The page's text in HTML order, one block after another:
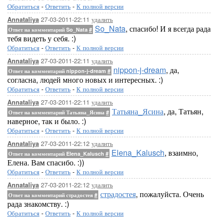
Обратиться - Ответить - К полной версии
Annataliya 27-03-2011-22:11 удалить
Ответ на комментарий So_Nata # So_Nata, спасибо! И я всегда рада
тебя видеть у себя. :)
Обратиться - Ответить - К полной версии
Annataliya 27-03-2011-22:11 удалить
Ответ на комментарий nippon-j-dream # nippon-j-dream, да,
согласна, людей много новых и интересных. :)
Обратиться - Ответить - К полной версии
Annataliya 27-03-2011-22:11 удалить
Ответ на комментарий Татьяна_Ясина # Татьяна_Ясина, да, Татьян,
наверное, так и было. :)
Обратиться - Ответить - К полной версии
Annataliya 27-03-2011-22:12 удалить
Ответ на комментарий Elena_Kalusch # Elena_Kalusch, взаимно,
Елена. Вам спасибо. :))
Обратиться - Ответить - К полной версии
Annataliya 27-03-2011-22:12 удалить
Ответ на комментарий страдостея # страдостея, пожалуйста. Очень
рада знакомству. :)
Обратиться - Ответить - К полной версии